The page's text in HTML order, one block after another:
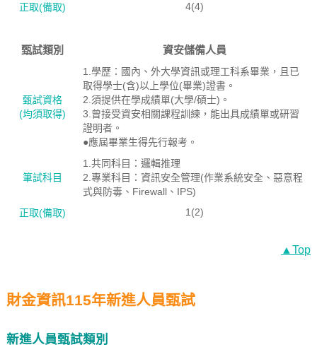
正取(備取)
4(4)
甄試類別 資安儲備人員
甄試資格
(均須取得)
1.學歷：國內、外大學資訊或理工科系畢業，且已
取得學士(含)以上學位(畢業)證書。
2.須提供在學成績單(大學/碩士)。
3.曾接受資安相關課程訓練，能出具成績單或研習
證明者。
●應屆畢業生得先行報考。
筆試科目
1.共同科目：邏輯推理
2.專業科目：資訊安全管理(作業系統安全、惡意程
式與防毒、Firewall、IPS)
正取(備取)
1(2)
▲Top
財金資訊115年新進人員甄試
新進人員甄試類別